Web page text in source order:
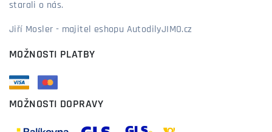
starali o nás.
Jiří Mosler - majitel eshopu AutodilyJIMO.cz
MOŽNOSTI PLATBY
MOŽNOSTI DOPRAVY